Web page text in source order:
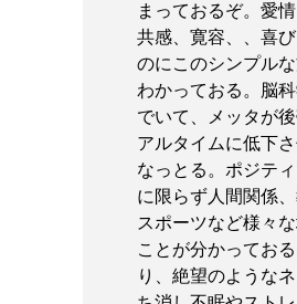
まっておるぞ。愛
共感、寛容、、喜
のにこのシンプル
わかっておる。脳
でいて、メッタが
アルタイムに低下
なっとる。ポジテ
に限らず人間関係
スポーツなど様々
ことが分かってお
り、絶望のような